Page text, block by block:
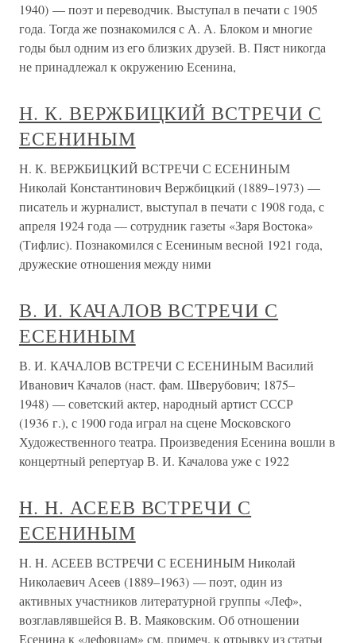
1940) — поэт и переводчик. Выступал в печати с 1905
года. Тогда же познакомился с А. А. Блоком и многие
годы был одним из его близких друзей. В. Пяст никогда
не принадлежал к окружению Есенина,
Н. К. ВЕРЖБИЦКИЙ ВСТРЕЧИ С
ЕСЕНИНЫМ
Н. К. ВЕРЖБИЦКИЙ ВСТРЕЧИ С ЕСЕНИНЫМ
Николай Константинович Вержбицкий (1889–1973) —
писатель и журналист, выступал в печати с 1908 года, с
апреля 1924 года — сотрудник газеты «Заря Востока»
(Тифлис). Познакомился с Есениным весной 1921 года,
дружеские отношения между ними
В. И. КАЧАЛОВ ВСТРЕЧИ С
ЕСЕНИНЫМ
В. И. КАЧАЛОВ ВСТРЕЧИ С ЕСЕНИНЫМ Василий
Иванович Качалов (наст. фам. Шверубович; 1875–
1948) — советский актер, народный артист СССР
(1936 г.), с 1900 года играл на сцене Московского
Художественного театра. Произведения Есенина вошли в
концертный репертуар В. И. Качалова уже с 1922
H. H. АСЕЕВ ВСТРЕЧИ С
ЕСЕНИНЫМ
H. H. АСЕЕВ ВСТРЕЧИ С ЕСЕНИНЫМ Николай
Николаевич Асеев (1889–1963) — поэт, один из
активных участников литературной группы «Леф»,
возглавлявшейся В. В. Маяковским. Об отношении
Есенина к «лефовцам» см. примеч. к отрывку из статьи